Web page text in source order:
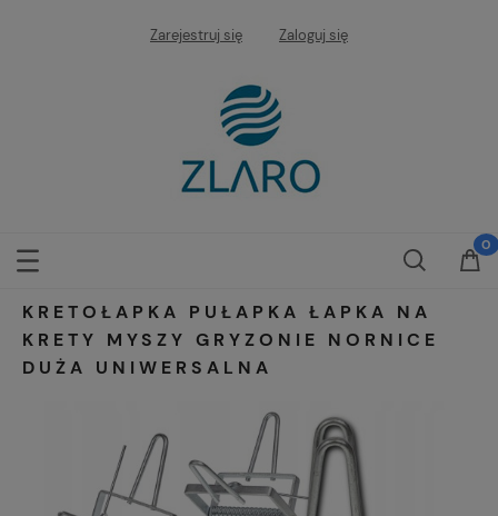
Zarejestruj się Zaloguj się
KRETOŁAPKA PUŁAPKA ŁAPKA NA
KRETY MYSZY GRYZONIE NORNICE
DUŻA UNIWERSALNA